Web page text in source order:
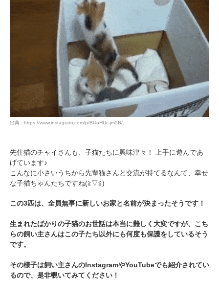
出典 : https://www.instagram.com/p/BUaHUc-jm5B/
先住猫のチャイさんも、子猫たちに興味津々！ 上手に遊んであ
げています♪
こんなに小さいうちから先輩猫さんと交流が持てるなんて、幸せ
な子猫ちゃんたちですね(≧▽≦)
この3匹は、全員無事に新しいお家と名前が決まったそうです！
生まれたばかりの子猫のお世話は本当に難しく大変ですが、こち
らの飼い主さんはこの子たち以外にも何度も保護をしているそう
です。
その様子は飼い主さんのInstagramやYouTubeでも紹介されてい
るので、是非覗いてみてください！